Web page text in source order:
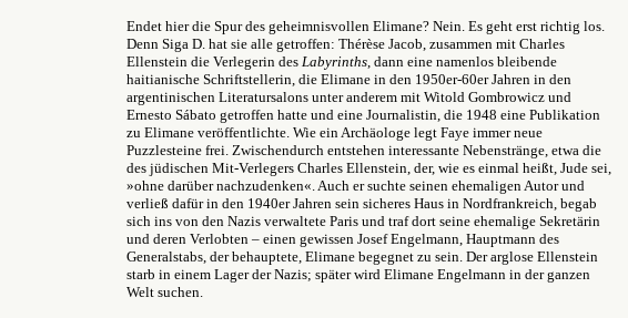
Endet hier die Spur des geheimnisvollen Elimane? Nein. Es geht erst richtig los.
Denn Siga D. hat sie alle getroffen: Thérèse Jacob, zusammen mit Charles
Ellenstein die Verlegerin des Labyrinths, dann eine namenlos bleibende
haitianische Schriftstellerin, die Elimane in den 1950er-60er Jahren in den
argentinischen Literatursalons unter anderem mit Witold Gombrowicz und
Ernesto Sábato getroffen hatte und eine Journalistin, die 1948 eine Publikation
zu Elimane veröffentlichte. Wie ein Archäologe legt Faye immer neue
Puzzlesteine frei. Zwischendurch entstehen interessante Nebenstränge, etwa die
des jüdischen Mit-Verlegers Charles Ellenstein, der, wie es einmal heißt, Jude sei,
»ohne darüber nachzudenken«. Auch er suchte seinen ehemaligen Autor und
verließ dafür in den 1940er Jahren sein sicheres Haus in Nordfrankreich, begab
sich ins von den Nazis verwaltete Paris und traf dort seine ehemalige Sekretärin
und deren Verlobten – einen gewissen Josef Engelmann, Hauptmann des
Generalstabs, der behauptete, Elimane begegnet zu sein. Der arglose Ellenstein
starb in einem Lager der Nazis; später wird Elimane Engelmann in der ganzen
Welt suchen.